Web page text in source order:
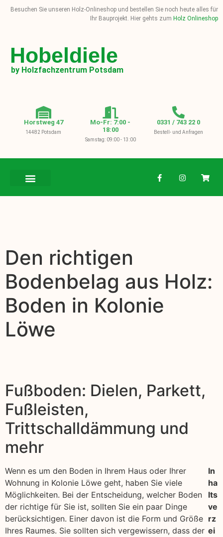
Besuchen Sie unseren Holz-Onlineshop und bestellen Sie noch heute alles für
Ihr Bauprojekt. Hier gehts zum Holz Onlineshop
Hobeldiele
by Holzfachzentrum Potsdam
Horstweg 47
14482 Potsdam
Mo-Fr: 7:00 -
18:00
Samstag: 09:00 - 13:00
0331 / 743 22 0
Bestell- und Anfragen
Den richtigen
Bodenbelag aus Holz:
Boden in Kolonie
Löwe
Fußboden: Dielen, Parkett,
Fußleisten,
Trittschalldämmung und
mehr
Wenn es um den Boden in Ihrem Haus oder Ihrer
Wohnung in Kolonie Löwe geht, haben Sie viele
Möglichkeiten. Bei der Entscheidung, welcher Boden
der richtige für Sie ist, sollten Sie ein paar Dinge
berücksichtigen. Einer davon ist die Form und Größe
Ihres Raumes. Sie sollten sich vergewissern, dass der
In
ha
lts
ve
rz
ei